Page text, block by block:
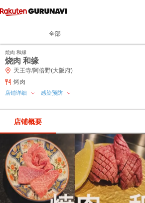
全部
焼肉 和縁
烧肉 和缘
天王寺/阿倍野(大阪府)
烤肉
店铺详细 感染预防
店铺概要